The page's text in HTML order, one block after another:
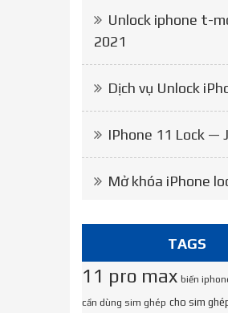
Unlock iphone t-
2021
Dịch vụ Unlock
IPhone 11 Lock —
Mở khóa iPhone
TAGS
11 pro max biến
cần dùng sim ghép cho sim